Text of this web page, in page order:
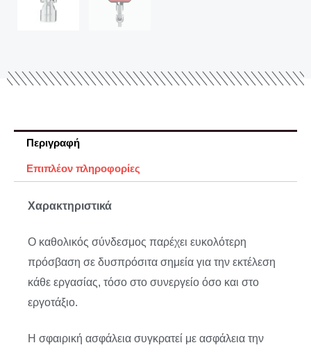
Περιγραφή
Επιπλέον πληροφορίες
Χαρακτηριστικά
Ο καθολικός σύνδεσμος παρέχει ευκολότερη
πρόσβαση σε δυσπρόσιτα σημεία για την εκτέλεση
κάθε εργασίας, τόσο στο συνεργείο όσο και στο
εργοτάξιο.
Η σφαιρική ασφάλεια συγκρατεί με ασφάλεια την